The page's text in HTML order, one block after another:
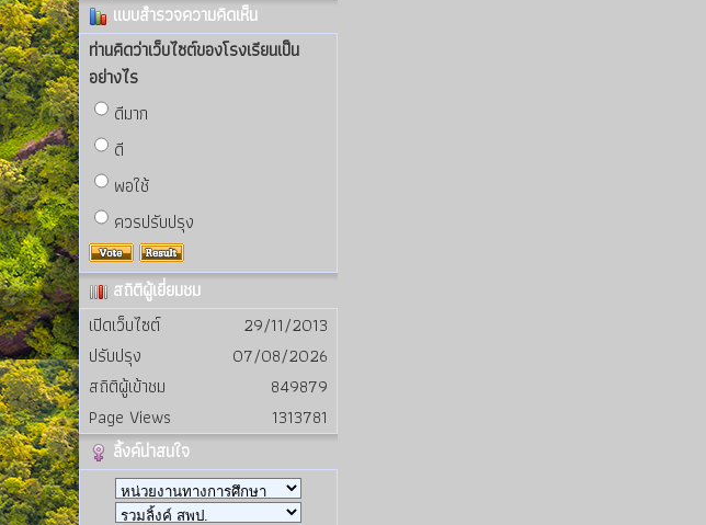
แบบสำรวจความคิดเห็น
ท่านคิดว่าเว็บไซต์ของโรงเรียนเป็น
อย่างไร
ดีมาก
ดี
พอใช้
ควรปรับปรุง
สถิติผู้เยี่ยมชม
เปิดเว็บไซต์
29/11/2013
ปรับปรุง
07/08/2026
สถิติผู้เข้าชม
849879
Page Views
1313781
ลิ้งค์น่าสนใจ